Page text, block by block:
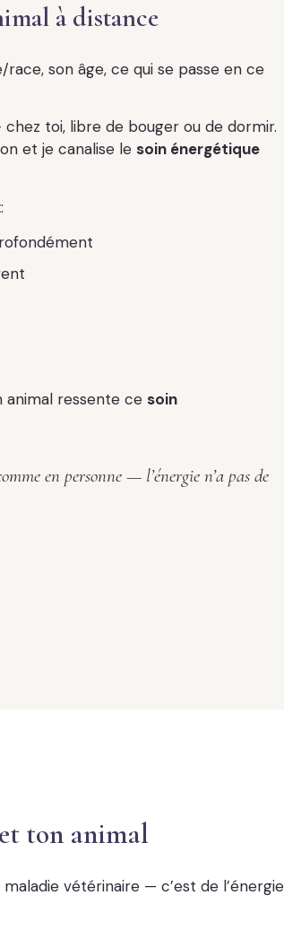
à distance
son âge, ce qui se passe en ce
toi, libre de bouger ou de dormir.
et je canalise le soin énergétique
animal ressente ce soin
en personne — l’énergie n’a pas de
ton animal
vétérinaire — c’est de l’énergie